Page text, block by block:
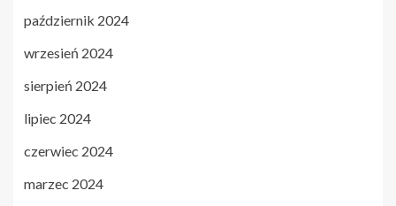
październik 2024
wrzesień 2024
sierpień 2024
lipiec 2024
czerwiec 2024
marzec 2024